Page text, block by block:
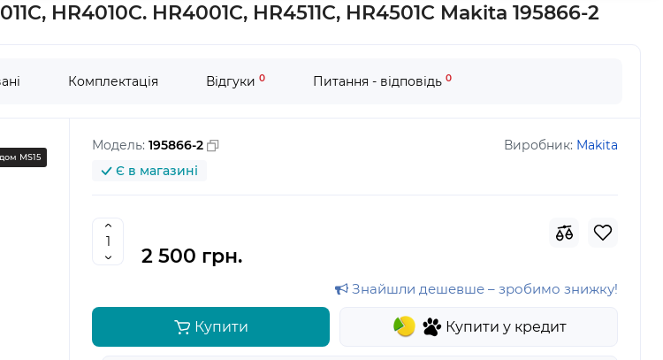
HR4010C. HR4001C, HR4511C, HR4501C Makita 195866-2
Комплектація Відгуки 0 Питання - відповідь 0
MS15
Модель: 195866-2 Виробник: Makita
Є в магазині
2 500 грн.
Знайшли дешевше – зробимо знижку!
Купити Купити у кредит